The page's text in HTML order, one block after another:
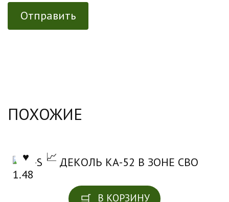
ПОХОЖИЕ
В КОРЗИНУ